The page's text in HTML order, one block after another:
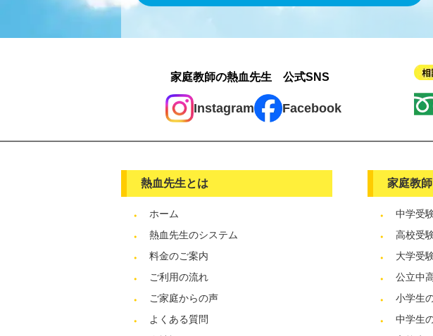
家庭教師の熱血先生 公式SNS
Instagram Facebook
熱血先生とは
ホーム
熱血先生のシステム
料金のご案内
ご利用の流れ
ご家庭からの声
よくある質問
家庭教
中学受
高校受
大学受
公立中
小学生
中学生